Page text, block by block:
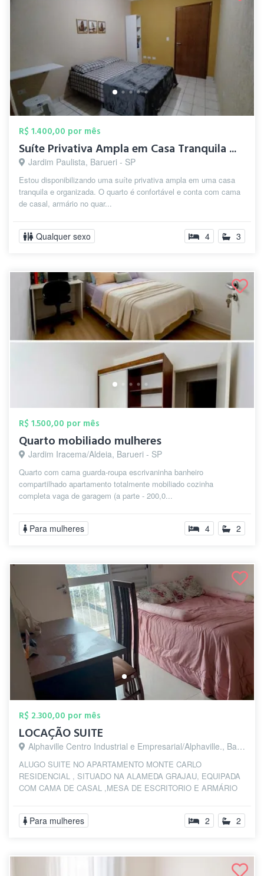
R$ 1.400,00 por mês
Suíte Privativa Ampla em Casa Tranquila ...
Jardim Paulista, Barueri - SP
Estou disponibilizando uma suíte privativa ampla em uma casa
tranquila e organizada. O quarto é confortável e conta com cama
de casal, armário no quar...
Qualquer sexo 4 3
R$ 1.500,00 por mês
Quarto mobiliado mulheres
Jardim Iracema/Aldeia, Barueri - SP
Quarto com cama guarda-roupa escrivaninha banheiro
compartilhado apartamento totalmente mobiliado cozinha
completa vaga de garagem (a parte - 200,0...
Para mulheres 4 2
R$ 2.300,00 por mês
LOCAÇÃO SUITE
Alphaville Centro Industrial e Empresarial/Alphaville., Barueri - SP
ALUGO SUITE NO APARTAMENTO MONTE CARLO
RESIDENCIAL , SITUADO NA ALAMEDA GRAJAU, EQUIPADA
COM CAMA DE CASAL ,MESA DE ESCRITORIO E ARMÁRIO
Para mulheres 2 2